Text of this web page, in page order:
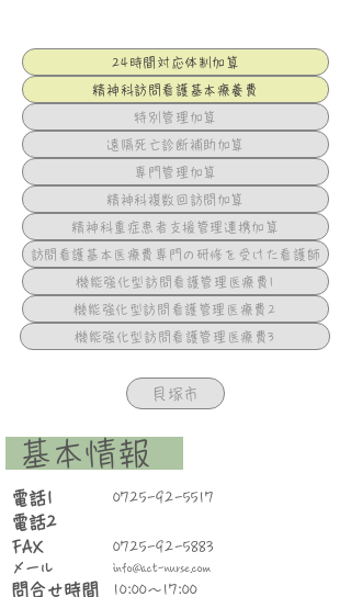
24時間対応体制加算
精神科訪問看護基本療養費
特別管理加算
遠隔死亡診断補助加算
専門管理加算
精神科複数回訪問加算
精神科重症患者支援管理連携加算
訪問看護基本医療費専門の研修を受けた看護師
機能強化型訪問看護管理医療費1
機能強化型訪問看護管理医療費2
機能強化型訪問看護管理医療費3
貝塚市
​ 基本情報
​電話1
電話2
FAX
​メール
問合せ時間
0725-92-5517
0725-92-5883
info@act-nurse.com
10:00～17:00